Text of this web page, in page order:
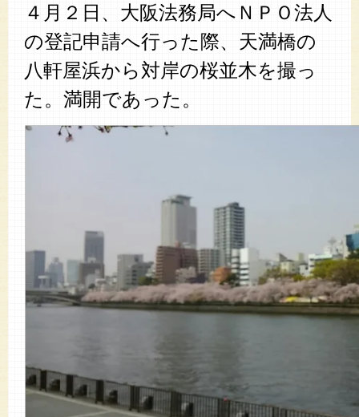
４月２日、大阪法務局へＮＰＯ法人
の登記申請へ行った際、天満橋の
八軒屋浜から対岸の桜並木を撮っ
た。満開であった。